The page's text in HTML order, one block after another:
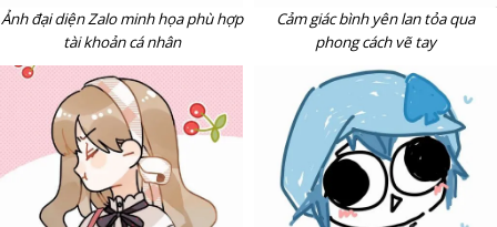
Ảnh đại diện Zalo minh họa phù hợp
tài khoản cá nhân
Cảm giác bình yên lan tỏa qua
phong cách vẽ tay